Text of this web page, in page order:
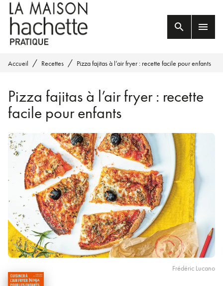
MENU RECHERCHE
PIED DE PAGE
search menu
Accueil / Recettes / Pizza fajitas à l’air fryer : recette facile pour enfants
Pizza fajitas à l’air fryer : recette
facile pour enfants
Frédéric Lucano